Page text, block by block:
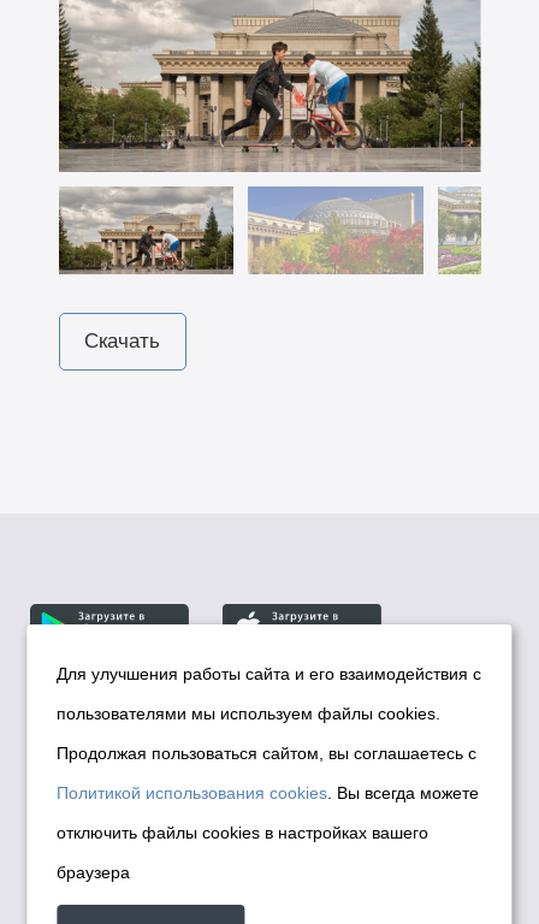
Скачать
© Департамент информационной политики мэрии
города Новосибирска, 2026
Политика использования Cookies
Политика по обработке персональных
данных в информационных системах
мэрии города Новосибирска
Для улучшения работы сайта и его взаимодействия с
пользователями мы используем файлы cookies.
Продолжая пользоваться сайтом, вы соглашаетесь с
Политикой использования cookies . Вы всегда можете
отключить файлы cookies в настройках вашего
браузера